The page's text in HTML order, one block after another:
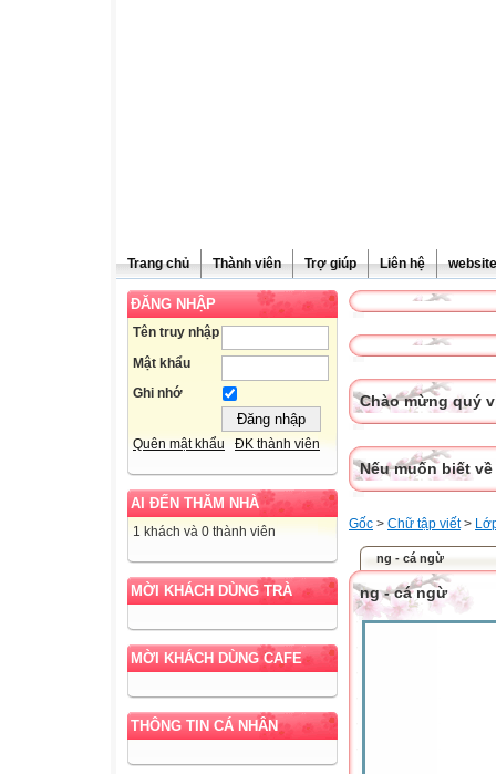
Trang chủ Thành viên Trợ giúp Liên hệ
ĐĂNG NHẬP
Tên truy nhập
Mật khẩu
Ghi nhớ
Quên mật khẩu ĐK thành viên
AI ĐẾN THĂM NHÀ
1 khách và 0 thành viên
MỜI KHÁCH DÙNG TRÀ
MỜI KHÁCH DÙNG CAFE
THÔNG TIN CÁ NHÂN
Chào mừng quý
Nếu muốn biết
Gốc > Chữ tập viết>
ng - cá ngừ
ng - cá ngừ